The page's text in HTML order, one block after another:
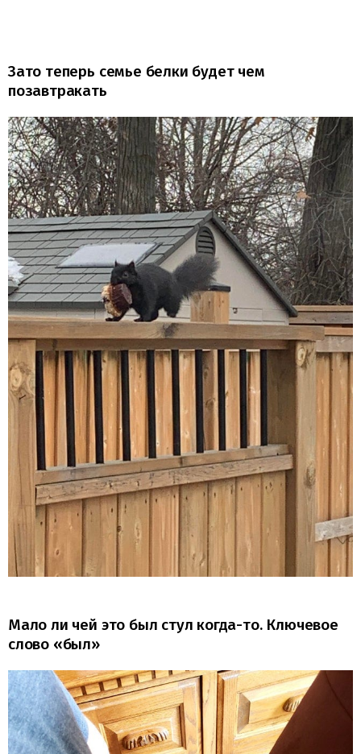
Зато теперь семье белки будет чем
позавтракать
Мало ли чей это был стул когда-то. Ключевое
слово «был»